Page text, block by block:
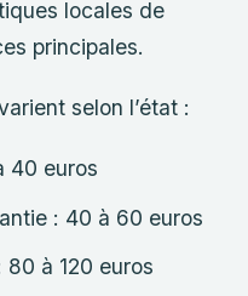
locales de
principales.
selon l’état :
40 euros
: 40 à 60 euros
à 120 euros